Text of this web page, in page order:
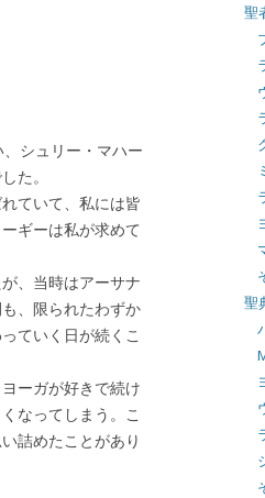
シュリー・マハー
た。
ていて、私には皆
ギーは私が求めて
、当時はアーサナ
、限られたわずか
ていく日が続くこ
ーガが好きで続け
なってしまう。こ
詰めたことがあり
聖
聖